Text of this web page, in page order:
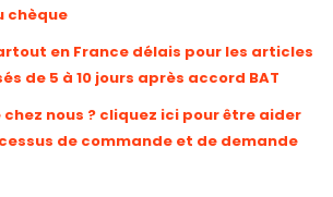
chèque
en France délais pour les articles
de 5 à 10 jours après accord BAT
nous ? cliquez ici pour être aider
de commande et de demande